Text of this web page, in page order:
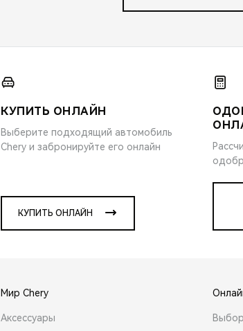
КУПИТЬ ОНЛАЙН
Выберите подходящий автомобиль
Chery и забронируйте его онлайн
КУПИТЬ ОНЛАЙН
Мир Chery
Аксессуары